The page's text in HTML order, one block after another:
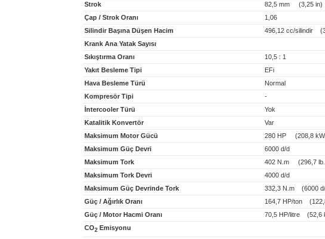
Strok
82,5 mm (3,25 in)
Çap / Strok Oranı
1,06
Silindir Başına Düşen Hacim
496,12 cc/silindir
Krank Ana Yatak Sayısı
Sıkıştırma Oranı
10,5 : 1
Yakıt Besleme Tipi
EFi
Hava Besleme Türü
Normal
Kompresör Tipi
-
İntercooler Türü
Yok
Katalitik Konvertör
Var
Maksimum Motor Gücü
280 HP (208,8
Maksimum Güç Devri
6000 d/d
Maksimum Tork
402 N.m (296,7
Maksimum Tork Devri
4000 d/d
Maksimum Güç Devrinde Tork
332,3 N.m (6000
Güç / Ağırlık Oranı
164,7 HP/ton
Güç / Motor Hacmi Oranı
70,5 HP/litre (52,6
CO2 Emisyonu